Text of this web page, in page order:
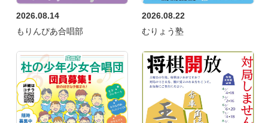
もりんぴあ合唱部
2026.08.14
むりょう塾
2026.08.22